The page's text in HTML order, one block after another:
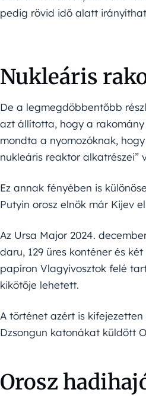
pedig rövid idő alatt
Nukleáris
De a legmegdöbbentőbb
azt állította, hogy a
mondta a nyomozóknak,
nukleáris reaktor alkatrészei”
Ez annak fényében is
Putyin orosz elnök már Kijev
Az Ursa Major 2024.
daru, 129 üres konténer és
papíron Vlagyivosztok felé
kikötője lehetett.
A történet azért is
Dzsongun katonákat küldött
Orosz